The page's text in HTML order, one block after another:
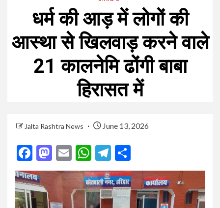
धर्म की आड़ में लोगों की
आस्था से खिलवाड़ करने वाले
21 कालनेमि ढोंगी बाबा
हिरासत में
Jalta Rashtra News June 13, 2026
Facebook
Mastodon
EmailWhatsApp
Telegram